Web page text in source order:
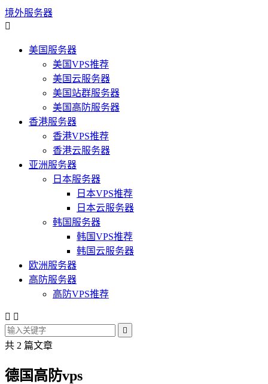
境外服务器

美国服务器
美国VPS推荐
美国云服务器
美国站群服务器
美国高防服务器
香港服务器
香港VPS推荐
香港云服务器
亚洲服务器
日本服务器
日本VPS推荐
日本云服务器
韩国服务器
韩国VPS推荐
韩国云服务器
欧洲服务器
高防服务器
高防VPS推荐
 

共 2 篇文章
德国高防vps